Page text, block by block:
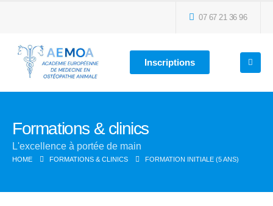
07 67 21 36 96
Inscriptions
Formations & clinics
L'excellence à portée de main
HOME FORMATIONS & CLINICS FORMATION INITIALE (5 ANS)